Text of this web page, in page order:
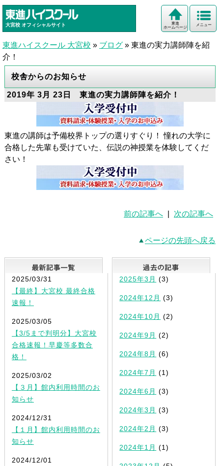
大宮校 オフィシャルサイト メニュー
東進
ホームページ
東進ハイスクール 大宮校 » ブログ » 東進の実力講師陣を紹
介！
校舎からのお知らせ
2019年 3月 23日 東進の実力講師陣を紹介！
東進の講師は予備校界トップの選りすぐり！ 憧れの大学に
合格した先輩も受けていた、伝説の神授業を体験してくだ
さい！
前の記事へ 次の記事へ
ページの先頭へ戻る
最新記事一覧
2025/03/31
【最終】大宮校 最終合格
速報！
2025/03/05
【3/5まで判明分】大宮校
合格速報！早慶等多数合
格！
2025/03/02
【３月】館内利用時間のお
知らせ
2024/12/31
【１月】館内利用時間のお
知らせ
2024/12/01
2025年3月 (3)
2024年12月 (3)
2024年10月 (2)
2024年9月 (2)
2024年8月 (6)
2024年7月 (1)
2024年6月 (3)
2024年3月 (3)
2024年2月 (3)
2024年1月 (1)